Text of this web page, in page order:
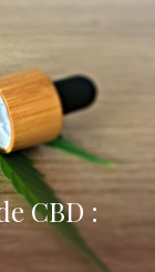
CBD :